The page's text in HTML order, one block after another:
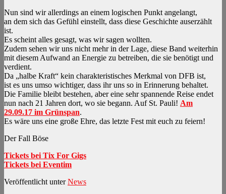
Nun sind wir allerdings an einem logischen Punkt angelangt,
an dem sich das Gefühl einstellt, dass diese Geschichte auserzählt
ist.
Es scheint alles gesagt, was wir sagen wollten.
Zudem sehen wir uns nicht mehr in der Lage, diese Band weiterhin
mit diesem Aufwand an Energie zu betreiben, die sie benötigt und
verdient.
Da „halbe Kraft“ kein charakteristisches Merkmal von DFB ist,
ist es uns umso wichtiger, dass ihr uns so in Erinnerung behaltet.
Die Familie bleibt bestehen, aber eine sehr spannende Reise endet
nun nach 21 Jahren dort, wo sie begann. Auf St. Pauli! Am
29.09.17 im Grünspan.
Es wäre uns eine große Ehre, das letzte Fest mit euch zu feiern!
Der Fall Böse
Tickets bei Tix For Gigs
Tickets bei Eventim
Veröffentlicht unter News